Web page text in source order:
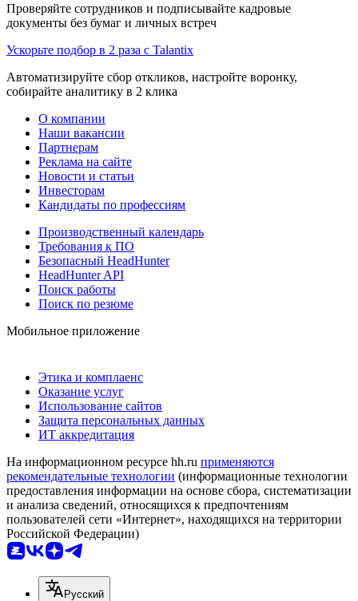
Проверяйте сотрудников и подписывайте кадровые
документы без бумаг и личных встреч
Ускорьте подбор в 2 раза с Talantix
Автоматизируйте сбор откликов, настройте воронку,
собирайте аналитику в 2 клика
О компании
Наши вакансии
Партнерам
Реклама на сайте
Новости и статьи
Инвесторам
Кандидаты по профессиям
Производственный календарь
Требования к ПО
Безопасный HeadHunter
HeadHunter API
Поиск работы
Поиск по резюме
Мобильное приложение
Этика и комплаенс
Оказание услуг
Использование сайтов
Защита персональных данных
ИТ аккредитация
На информационном ресурсе hh.ru применяются
рекомендательные технологии (информационные технологии
предоставления информации на основе сбора, систематизации
и анализа сведений, относящихся к предпочтениям
пользователей сети «Интернет», находящихся на территории
Российской Федерации)
Русский